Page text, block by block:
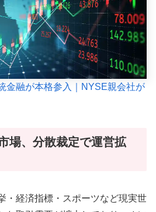
金融が本格参入｜NYSE親会社が
場、分散裁定で運営拡
・経済指標・スポーツなど現実世